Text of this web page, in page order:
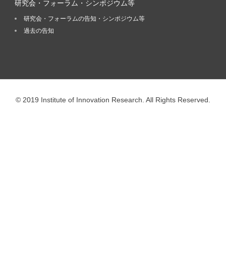
研究会・フォーラム・シンポジウム等
研究会・フォーラムの告知・シンポジウム等
過去の告知
© 2019 Institute of Innovation Research. All Rights Reserved.